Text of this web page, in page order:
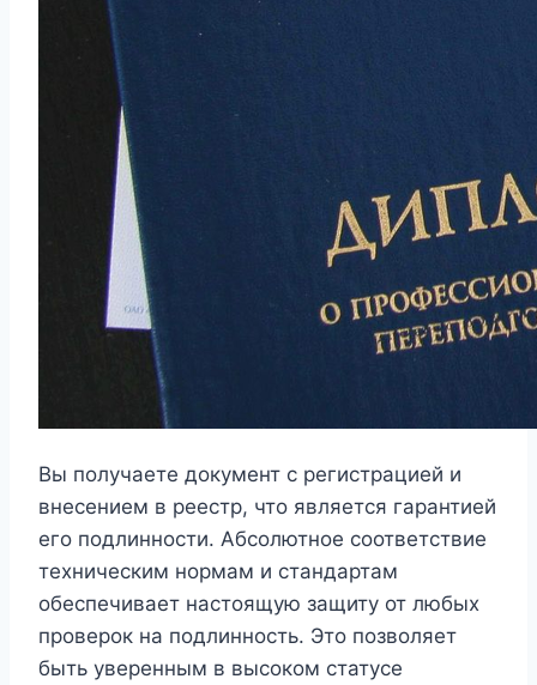
Вы получаете документ с регистрацией и
внесением в реестр, что является гарантией
его подлинности. Абсолютное соответствие
техническим нормам и стандартам
обеспечивает настоящую защиту от любых
проверок на подлинность. Это позволяет
быть уверенным в высоком статусе